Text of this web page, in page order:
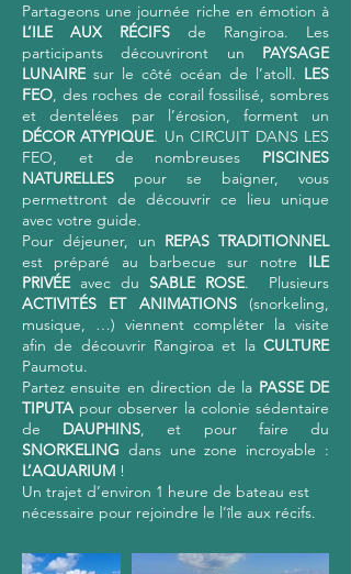
Partageons une journée riche en émotion à
L’ILE AUX RÉCIFS de Rangiroa. Les
participants découvriront un PAYSAGE
LUNAIREsur le côté océan de l’atoll. LES
FEO, des roches de corail fossilisé, sombres
et dentelées par l’érosion, forment un
DÉCOR ATYPIQUE. Un CIRCUIT DANS LES
FEO, et de nombreuses PISCINES
NATURELLES pour se baigner, vous
permettront de découvrir ce lieu unique
avec votre guide.
Pour déjeuner, un REPAS TRADITIONNEL
est préparé au barbecue sur notre ILE
PRIVÉEavec du SABLE ROSE. Plusieurs
ACTIVITÉS ET ANIMATIONS(snorkeling,
musique, …) viennent compléter la visite
afin de découvrir Rangiroa et la CULTURE
Paumotu.
Partez ensuite en direction de la PASSE DE
TIPUTA pour observer la colonie sédentaire
de DAUPHINS, et pour faire du
SNORKELING dans une zone incroyable :
L’AQUARIUM !
Un trajet d’environ 1 heure de bateau est
nécessaire pour rejoindre le l’île aux récifs.